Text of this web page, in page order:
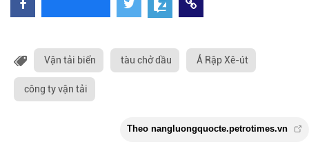
Vận tải biển tàu chở dầu Ả Rập Xê-út
công ty vận tải